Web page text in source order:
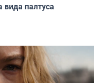
палтуса